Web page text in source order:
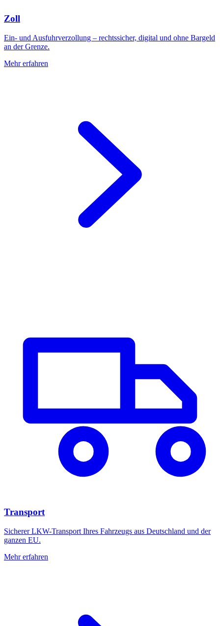
Zoll
Ein- und Ausfuhrverzollung – rechtssicher, digital und ohne Bargeld
an der Grenze.
Mehr erfahren
Transport
Sicherer LKW-Transport Ihres Fahrzeugs aus Deutschland und der
ganzen EU.
Mehr erfahren